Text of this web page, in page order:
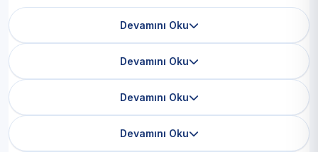
Devamını Oku
Devamını Oku
Devamını Oku
Devamını Oku